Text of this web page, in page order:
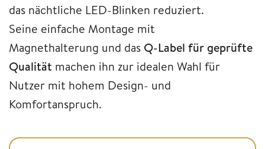
das nächtliche LED-Blinken reduziert.
Seine einfache Montage mit
Magnethalterung und das Q-Label für geprüfte
Qualität machen ihn zur idealen Wahl für
Nutzer mit hohem Design- und
Komfortanspruch.